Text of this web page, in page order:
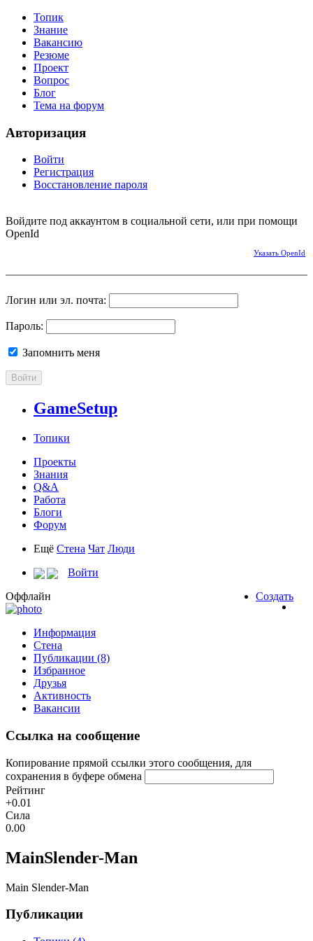
Топик
Знание
Вакансию
Резюме
Проект
Вопрос
Блог
Тема на форум
Авторизация
Войти
Регистрация
Восстановление пароля
Войдите под аккаунтом в социальной сети, или при помощи
OpenId
Указать OpenId
Логин или эл. почта:
Пароль:
Запомнить меня
Войти
GameSetup
Топики
Проекты
Знания
Q&A
Работа
Блоги
Форум
Ещё Стена Чат Люди
Войти
Создать
Оффлайн
Информация
Стена
Публикации (8)
Избранное
Друзья
Активность
Вакансии
Ссылка на сообщение
Копирование прямой ссылки этого сообщения, для
сохранения в буфере обмена
Рейтинг
+0.01
Сила
0.00
MainSlender-Man
Main Slender-Man
Публикации